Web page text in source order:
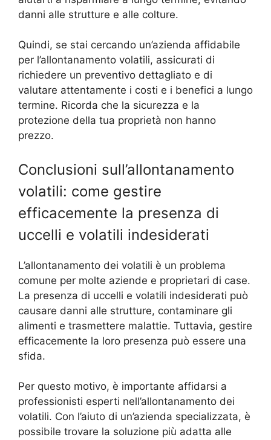
danni alle strutture e alle colture.
Quindi, se stai cercando un’azienda affidabile
per l’allontanamento volatili, assicurati di
richiedere un preventivo dettagliato e di
valutare attentamente i costi e i benefici a lungo
termine. Ricorda che la sicurezza e la
protezione della tua proprietà non hanno
prezzo.
Conclusioni sull’allontanamento
volatili: come gestire
efficacemente la presenza di
uccelli e volatili indesiderati
L’allontanamento dei volatili è un problema
comune per molte aziende e proprietari di case.
La presenza di uccelli e volatili indesiderati può
causare danni alle strutture, contaminare gli
alimenti e trasmettere malattie. Tuttavia, gestire
efficacemente la loro presenza può essere una
sfida.
Per questo motivo, è importante affidarsi a
professionisti esperti nell’allontanamento dei
volatili. Con l’aiuto di un’azienda specializzata, è
possibile trovare la soluzione più adatta alle